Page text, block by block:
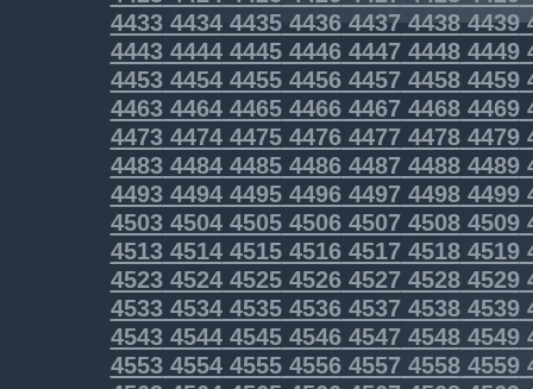
4433443444354436443744384439
4443444444454446444744484449
4453445444554456445744584459
4463446444654466446744684469
4473447444754476447744784479
4483448444854486448744884489
4493449444954496449744984499
4503450445054506450745084509
4513451445154516451745184519
4523452445254526452745284529
4533453445354536453745384539
4543454445454546454745484549
4553455445554556455745584559